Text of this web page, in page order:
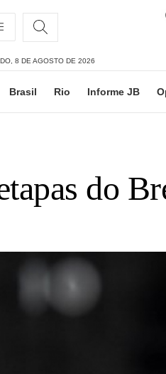
8 DE AGOSTO DE 2026
Brasil Rio Informe JB
do